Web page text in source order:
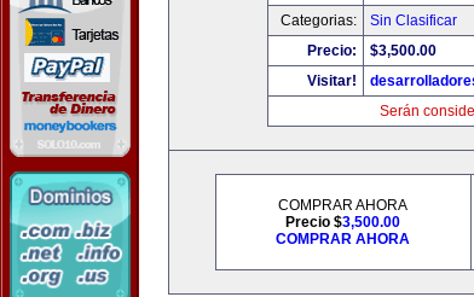
Categorias:
Sin Clasificar
Precio:
$3,500.00
Visitar!
Serán
COMPRAR AHORA
Precio $3,500.00
COMPRAR AHORA